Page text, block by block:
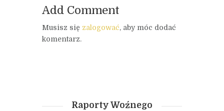
Add Comment
Musisz się zalogować, aby móc dodać
komentarz.
Raporty Woźnego